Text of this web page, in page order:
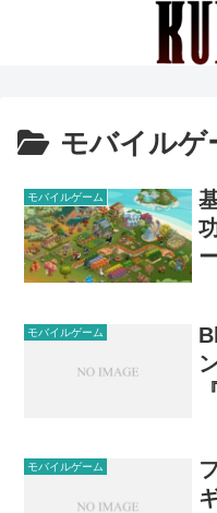
モバイルゲ
モバイルゲーム
モバイルゲーム
モバイルゲーム